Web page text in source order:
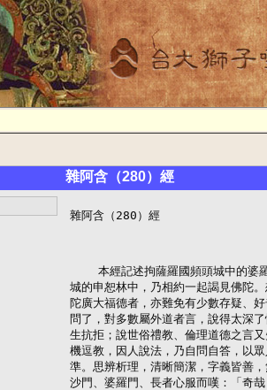
雜阿含（280）經
雜阿含（280）經
本經記述拘薩羅國頻頭城中的婆
城的申恕林中，乃相約一起謁見佛陀
陀廣大福德者，亦難免有少數存疑、
問了，對多數屬外道者言，說得太深
生抗拒；說世俗禮教、倫理道德之言
機逗教，因人說法，乃自問自答，以
準。思辨析理，清晰簡潔，字義皆善
沙門、婆羅門、長者心服而嘆：「奇